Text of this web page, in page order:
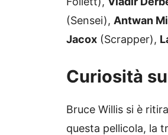
(Sensei), Antwan
Jacox (Scrapper),
Curiosità
Bruce Willis si è
questa pellicola, la